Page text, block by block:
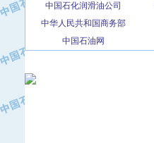
中国石化润滑油公司
中华人民共和国商务部
中国石油网